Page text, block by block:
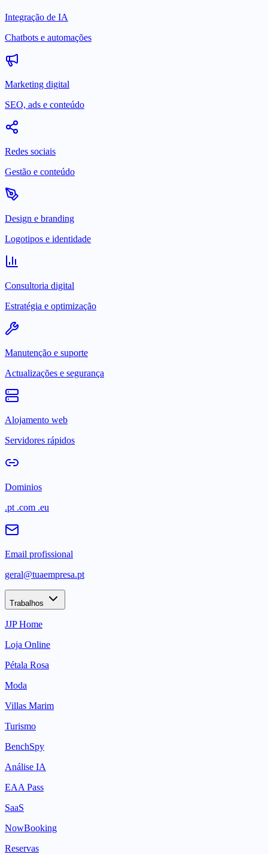
Integração de IA
Chatbots e automações
Marketing digital
SEO, ads e conteúdo
Redes sociais
Gestão e conteúdo
Design e branding
Logotipos e identidade
Consultoria digital
Estratégia e optimização
Manutenção e suporte
Actualizações e segurança
Alojamento web
Servidores rápidos
Dominios
.pt .com .eu
Email profissional
geral@tuaempresa.pt
Trabalhos
JJP Home
Loja Online
Pétala Rosa
Moda
Villas Marim
Turismo
BenchSpy
Análise IA
EAA Pass
SaaS
NowBooking
Reservas